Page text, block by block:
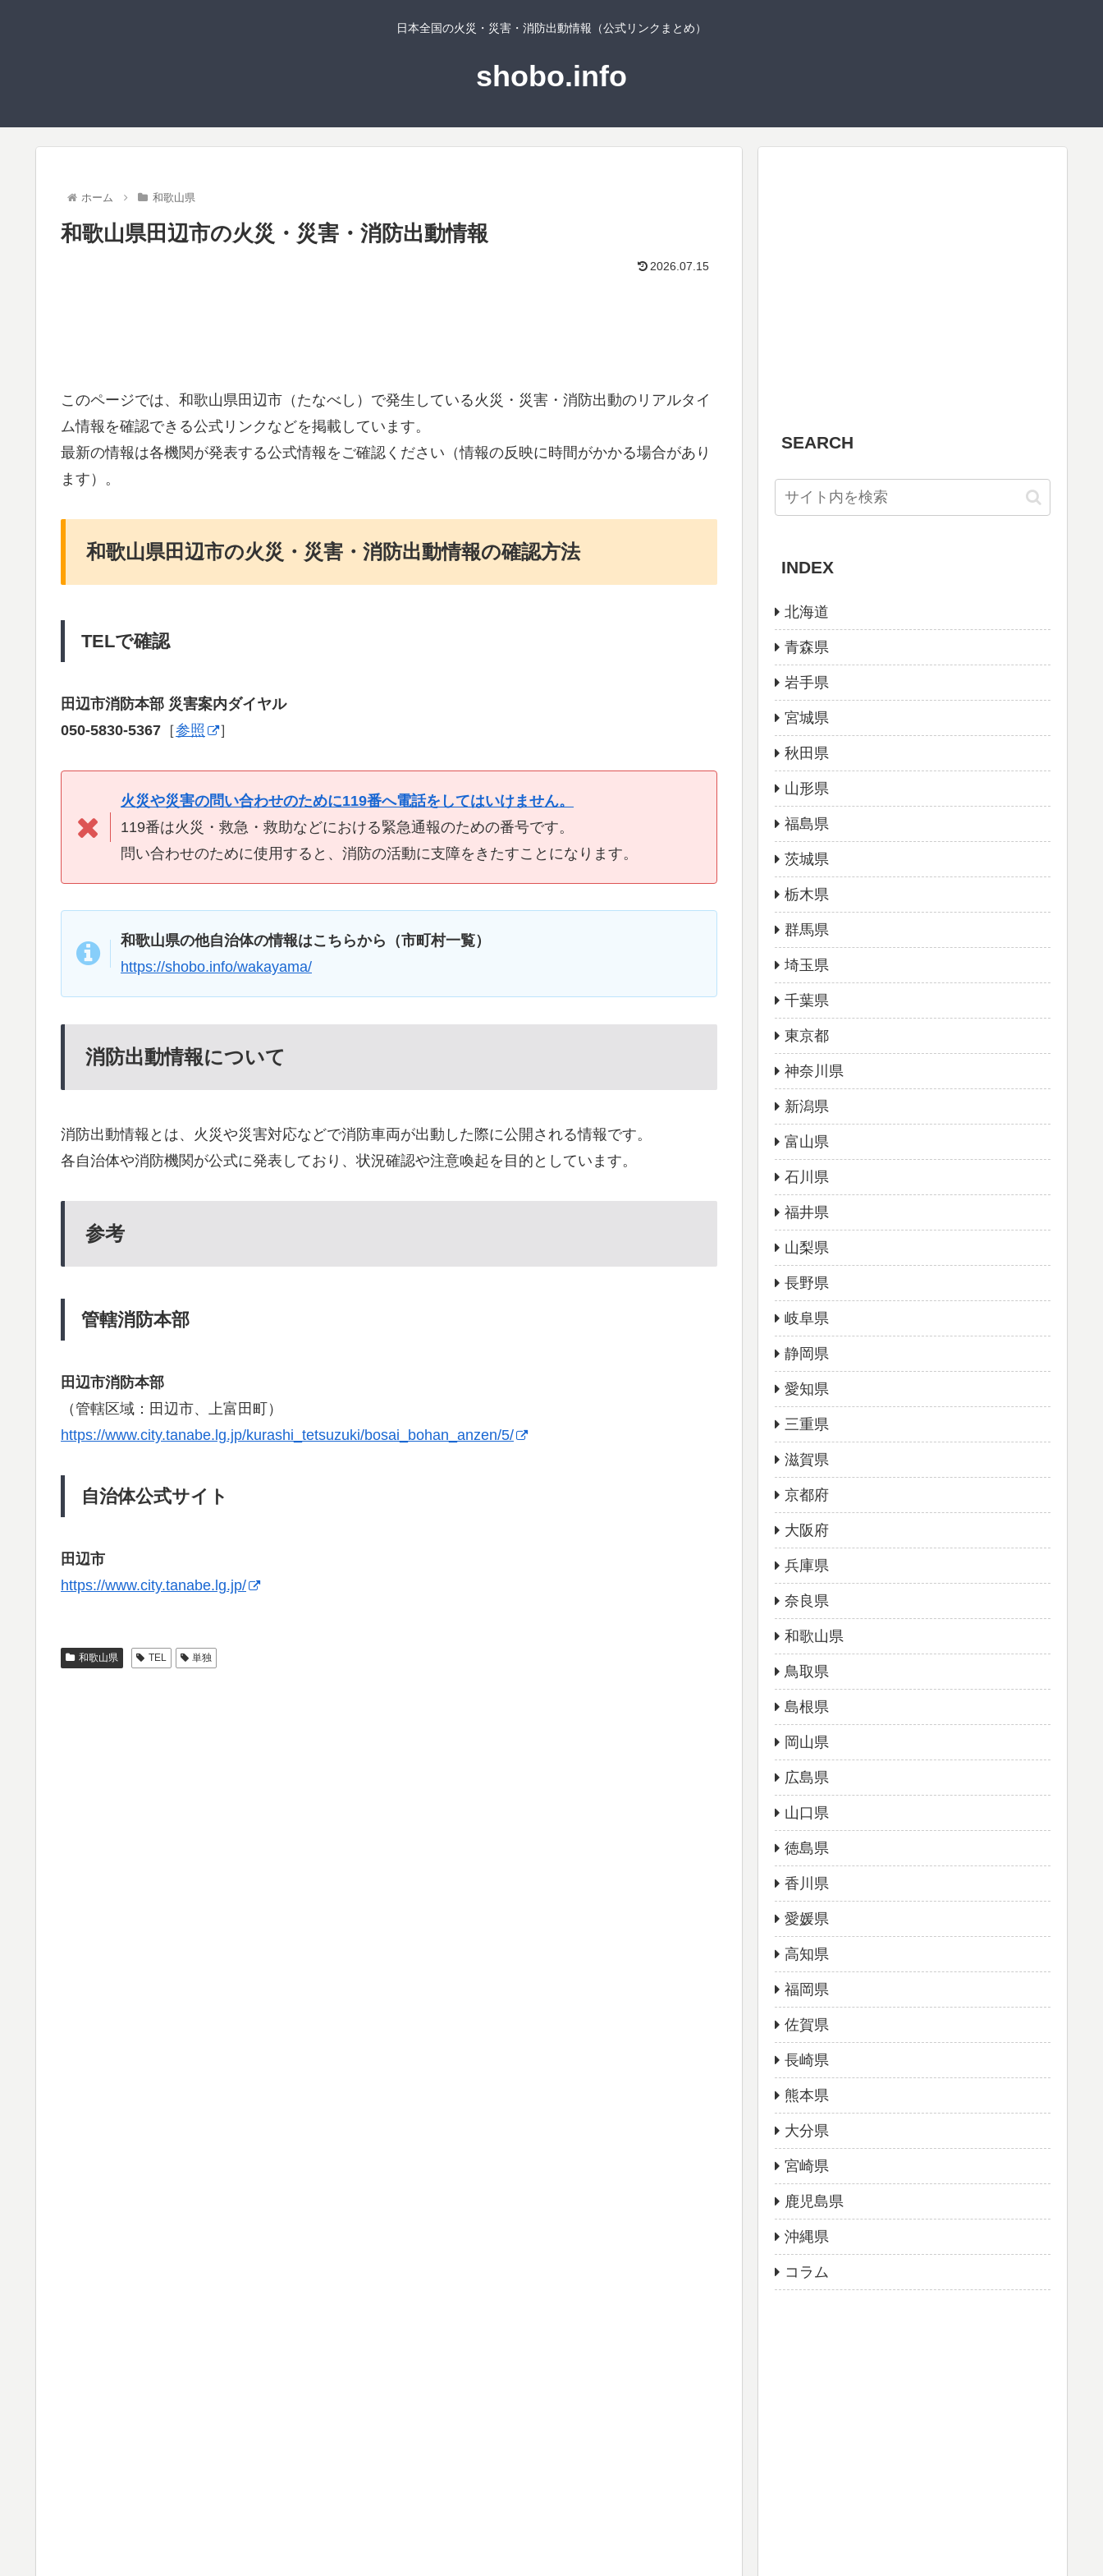
日本全国の火災・災害・消防出動情報（公式リンクまとめ）
shobo.info
ホーム 和歌山県
和歌山県田辺市の火災・災害・消防出動情報
2026.07.15
このページでは、和歌山県田辺市（たなべし）で発生している火災・災害・消防出動のリアルタイ
ム情報を確認できる公式リンクなどを掲載しています。
最新の情報は各機関が発表する公式情報をご確認ください（情報の反映に時間がかかる場合があり
ます）。
和歌山県田辺市の火災・災害・消防出動情報の確認方法
TELで確認
田辺市消防本部 災害案内ダイヤル
050-5830-5367 ［参照 ］
火災や災害の問い合わせのために119番へ電話をしてはいけません。
119番は火災・救急・救助などにおける緊急通報のための番号です。
問い合わせのために使用すると、消防の活動に支障をきたすことになります。
和歌山県の他自治体の情報はこちらから（市町村一覧）
https://shobo.info/wakayama/
消防出動情報について
消防出動情報とは、火災や災害対応などで消防車両が出動した際に公開される情報です。
各自治体や消防機関が公式に発表しており、状況確認や注意喚起を目的としています。
参考
管轄消防本部
田辺市消防本部
（管轄区域：田辺市、上富田町）
https://www.city.tanabe.lg.jp/kurashi_tetsuzuki/bosai_bohan_anzen/5/
自治体公式サイト
田辺市
https://www.city.tanabe.lg.jp/
和歌山県 TEL 単独
SEARCH
INDEX
北海道
青森県
岩手県
宮城県
秋田県
山形県
福島県
茨城県
栃木県
群馬県
埼玉県
千葉県
東京都
神奈川県
新潟県
富山県
石川県
福井県
山梨県
長野県
岐阜県
静岡県
愛知県
三重県
滋賀県
京都府
大阪府
兵庫県
奈良県
和歌山県
鳥取県
島根県
岡山県
広島県
山口県
徳島県
香川県
愛媛県
高知県
福岡県
佐賀県
長崎県
熊本県
大分県
宮崎県
鹿児島県
沖縄県
コラム